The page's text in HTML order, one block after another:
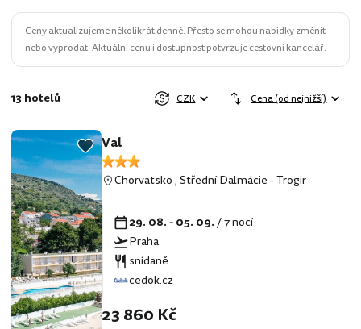
Ceny aktualizujeme několikrát denně. Přesto se mohou nabídky změnit
nebo vyprodat. Aktuální cenu i dostupnost potvrzuje cestovní kancelář.
13 hotelů CZK Cena (od nejnižší)
Val
Chorvatsko,Střední Dalmácie-Trogir
29. 08. - 05. 09./ 7 nocí
Praha
snídaně
cedok.cz
23 860 Kč